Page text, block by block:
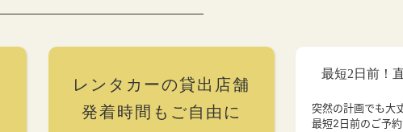
レンタカーの貸出店舗
発着時間もご自由に
最短2日前！
突然の計画でも大
最短2日前のご予